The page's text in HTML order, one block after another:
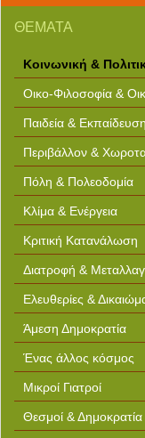
ΘΕΜΑΤΑ
Κοινωνική &
Οικολογία
Οικο-Φιλοσοφία &
Παιδεία & Εκπαίδευση
Περιβάλλον &
Πόλη & Πολεοδομία
Κλίμα & Ενέργεια
Κριτική Κατανάλωση
Διατροφή &
Ελευθερίες &
Άμεση Δημοκρατία
Ένας άλλος κόσμος
Μικροί Γιατροί
Θεσμοί & Δημοκρατία